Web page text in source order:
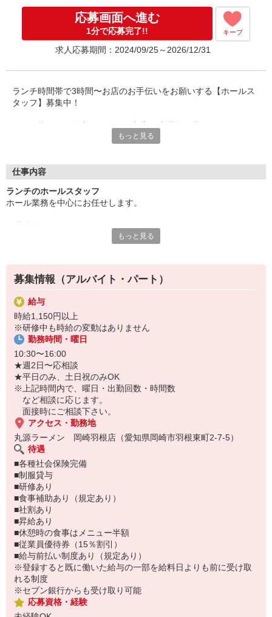
応募画面へ進む
1分で応募完了!! キープ
求人応募期間：2024/09/25～2026/12/31
ランチ時間帯で3時間〜お店のお手伝いをお願いする【ホールス
タッフ】募集中！
短時間ワークだから、扶養控除内でのお仕事をお考えの方にもお
実際に、家のことや子育てを優先しながら活躍する主婦スタッフ
あなたも週2日から気軽にチャレンジしてみませんか？
面接もお子様と一緒でOKなので、お気軽にお問い合わせくださ
もちろん、フリーターさんや土日の休校日に働きたい学生さんも
歓迎です。
もっと見る
仕事内容
ランチのホールスタッフ
ホール業務を中心にお任せします。
▼活躍中のスタッフは？
シングルママやベテランママなど、幅広いメンバーが子育てと両立
しながら活躍しています。
中には長くブランクがあったスタッフも。
年齢や経験に関わらず働きやすい職場ですのでご安心ください。
『丸源ラーメン』について
年齢問わず、多くのお客様に愛されるラーメン店。
こだわりの本格的なラーメンを提供する『丸源ラーメン』。
提供している＜肉そば＞は、当店の看板メニューで多くの方に愛さ
れています。
お座敷・カウンター・テーブル席を用意している店内は、人数・用
途に応じて利用できる仕様となっており、シングル・カップル・フ
ァミリー層、幅広い客層をお迎えできる体制が万全です。
もっと見る
募集情報（アルバイト・パート）
給与
時給1,150円以上
※研修中も時給の変動はありません
勤務時間・曜日
10:30〜16:00
★週2日〜応相談
★平日のみ、土日祝のみOK
※上記時間内で、曜日・出勤回数・時間数
など相談に応じます。
面接時にご相談下さい。
アクセス・勤務地
丸源ラーメン 岡崎羽根店（愛知県岡崎市羽根東町2-7-5）
待遇
■各種社会保険完備
■制服貸与
■研修あり
■食事補助あり（規定あり）
■社割あり
■昇給あり
■休憩時の食事はメニュー半額
■従業員優待券（15％割引）
■給与前払い制度あり（規定あり）
※登録すると既に働いた給与の一部を給料日よりも前に受け取
れる制度
※セブン銀行からも受け取り可能
応募資格・経験